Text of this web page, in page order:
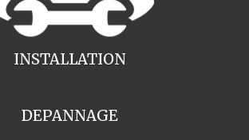
INSTALLATION
DEPANNAGE